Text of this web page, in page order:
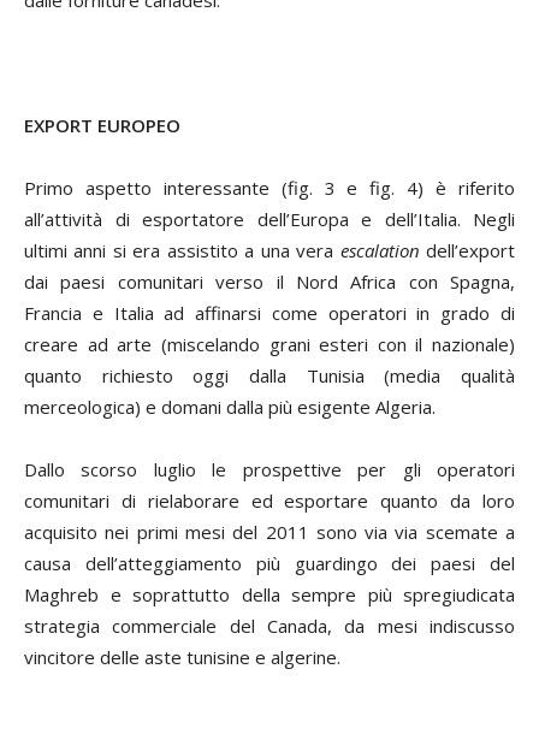
EXPORT EUROPEO
Primo aspetto interessante (fig. 3 e fig. 4) è riferito
all’attività di esportatore dell’Europa e dell’Italia. Negli
ultimi anni si era assistito a una vera escalation dell’export
dai paesi comunitari verso il Nord Africa con Spagna,
Francia e Italia ad affinarsi come operatori in grado di
creare ad arte (miscelando grani esteri con il nazionale)
quanto richiesto oggi dalla Tunisia (media qualità
merceologica) e domani dalla più esigente Algeria.
Dallo scorso luglio le prospettive per gli operatori
comunitari di rielaborare ed esportare quanto da loro
acquisito nei primi mesi del 2011 sono via via scemate a
causa dell’atteggiamento più guardingo dei paesi del
Maghreb e soprattutto della sempre più spregiudicata
strategia commerciale del Canada, da mesi indiscusso
vincitore delle aste tunisine e algerine.